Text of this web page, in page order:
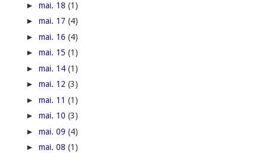
► mai. 18 (1)
► mai. 17 (4)
► mai. 16 (4)
► mai. 15 (1)
► mai. 14 (1)
► mai. 12 (3)
► mai. 11 (1)
► mai. 10 (3)
► mai. 09 (4)
► mai. 08 (1)